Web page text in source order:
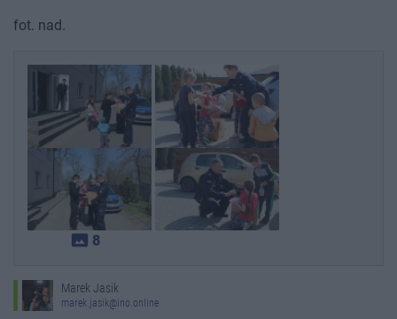
fot. nad.
photo_size_select_actual 8
Marek Jasik
marek.jasik@ino.online